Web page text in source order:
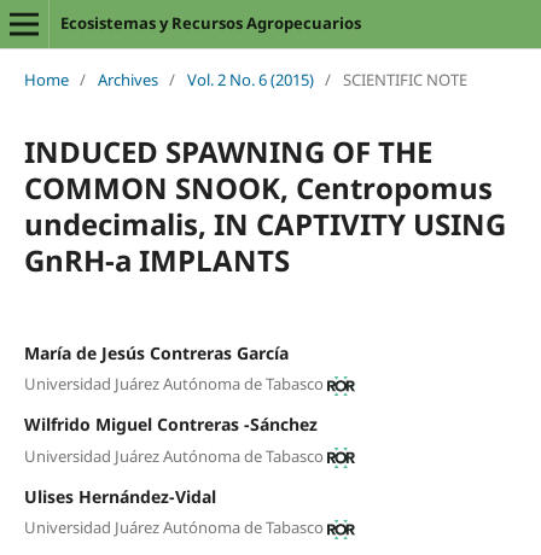
Ecosistemas y Recursos Agropecuarios
Home / Archives / Vol. 2 No. 6 (2015) / SCIENTIFIC NOTE
INDUCED SPAWNING OF THE
COMMON SNOOK, Centropomus
undecimalis, IN CAPTIVITY USING
GnRH-a IMPLANTS
María de Jesús Contreras García
Universidad Juárez Autónoma de Tabasco
Wilfrido Miguel Contreras -Sánchez
Universidad Juárez Autónoma de Tabasco
Ulises Hernández-Vidal
Universidad Juárez Autónoma de Tabasco